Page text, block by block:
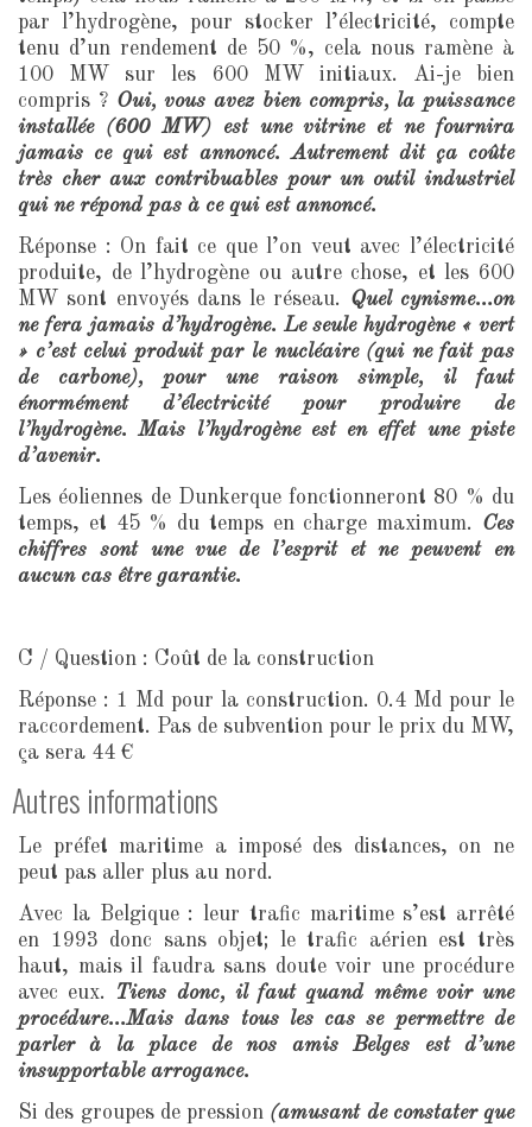
par l’hydrogène, pour stocker l’électricité, compte
tenu d’un rendement de 50 %, cela nous ramène à
100 MW sur les 600 MW initiaux. Ai-je bien
compris ? Oui, vous avez bien compris, la puissance
installée (600 MW) est une vitrine et ne fournira
jamais ce qui est annoncé. Autrement dit ça coûte
très cher aux contribuables pour un outil industriel
qui ne répond pas à ce qui est annoncé.
Réponse : On fait ce que l’on veut avec l’électricité
produite, de l’hydrogène ou autre chose, et les 600
MW sont envoyés dans le réseau. Quel cynisme…on
ne fera jamais d’hydrogène. Le seule hydrogène « vert
» c’est celui produit par le nucléaire (qui ne fait pas
de carbone), pour une raison simple, il faut
énormément d’électricité pour produire de
l’hydrogène. Mais l’hydrogène est en effet une piste
d’avenir.
Les éoliennes de Dunkerque fonctionneront 80 % du
temps, et 45 % du temps en charge maximum. Ces
chiffres sont une vue de l’esprit et ne peuvent en
aucun cas être garantie.
C / Question : Coût de la construction
Réponse : 1 Md pour la construction. 0.4 Md pour le
raccordement. Pas de subvention pour le prix du MW,
ça sera 44 €
Autres informations
Le préfet maritime a imposé des distances, on ne
peut pas aller plus au nord.
Avec la Belgique : leur trafic maritime s’est arrêté
en 1993 donc sans objet; le trafic aérien est très
haut, mais il faudra sans doute voir une procédure
avec eux. Tiens donc, il faut quand même voir une
procédure…Mais dans tous les cas se permettre de
parler à la place de nos amis Belges est d’une
insupportable arrogance.
Si des groupes de pression (amusant de constater que